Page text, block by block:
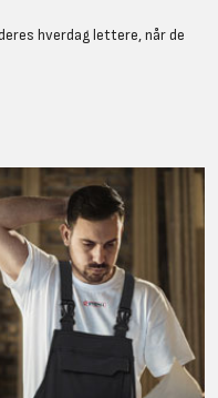
hverdag lettere, når de